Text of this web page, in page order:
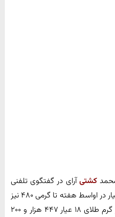
کشتیآرای در گفتگوی تلفنی
با اشاره به اینکه هر گرم طلای ۱۸ عیار در اواسط هفته تا گرمی ۴۸۰ نیز
معامله شده است افزود: امروز هر گرم طلای ۱۸ عیار ۴۴۷ هزار و ۲۰۰